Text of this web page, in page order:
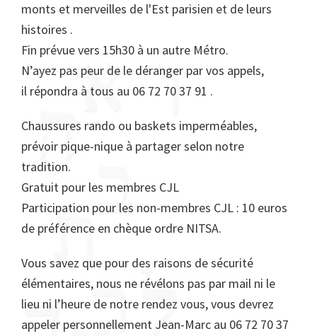
monts et merveilles de l'Est parisien et de leurs
histoires .
Fin prévue vers 15h30 à un autre Métro.
N’ayez pas peur de le déranger par vos appels,
il répondra à tous au 06 72 70 37 91 .
Chaussures rando ou baskets imperméables,
prévoir pique-nique à partager selon notre
tradition.
Gratuit pour les membres CJL
Participation pour les non-membres CJL : 10 euros
de préférence en chèque ordre NITSA.
Vous savez que pour des raisons de sécurité
élémentaires, nous ne révélons pas par mail ni le
lieu ni l’heure de notre rendez vous, vous devrez
appeler personnellement Jean-Marc au 06 72 70 37